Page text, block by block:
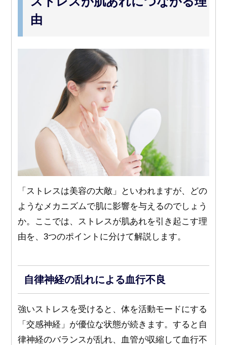
由
「ストレスは美容の大敵」といわれますが、どの
ようなメカニズムで肌に影響を与えるのでしょう
か。ここでは、ストレスが肌あれを引き起こす理
由を、3つのポイントに分けて解説します。
自律神経の乱れによる血行不良
強いストレスを受けると、体を活動モードにする
「交感神経」が優位な状態が続きます。すると自
律神経のバランスが乱れ、血管が収縮して血行不